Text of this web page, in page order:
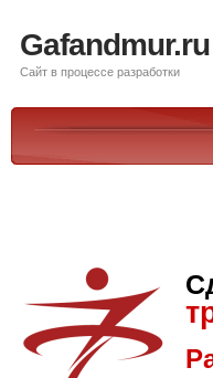
Gafandmur.ru
Сайт в процессе разработки